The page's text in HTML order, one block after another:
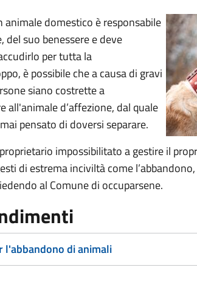
animale domestico è responsabile
del suo benessere e deve
per tutta la
è possibile che a causa di gravi
siano costrette a
all'animale d’affezione, dal quale
pensato di doversi separare.
impossibilitato a gestire il
di estrema inciviltà come
al Comune di occuparsene.
l'abbandono di animali